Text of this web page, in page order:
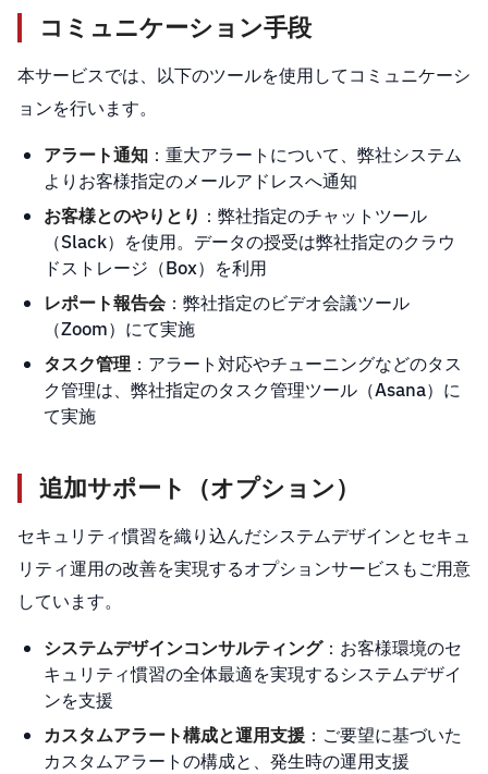
コミュニケーション手段
本サービスでは、以下のツールを使用してコミュニケーシ
ョンを行います。
アラート通知 ：重大アラートについて、弊社システム
よりお客様指定のメールアドレスへ通知
お客様とのやりとり ：弊社指定のチャットツール
（Slack）を使用。データの授受は弊社指定のクラウ
ドストレージ（Box）を利用
レポート報告会 ：弊社指定のビデオ会議ツール
（Zoom）にて実施
タスク管理：アラート対応やチューニングなどのタス
ク管理は、弊社指定のタスク管理ツール（Asana）に
て実施
追加サポート（オプション）
セキュリティ慣習を織り込んだシステムデザインとセキュ
リティ運用の改善を実現するオプションサービスもご用意
しています。
システムデザインコンサルティング：お客様環境のセ
キュリティ慣習の全体最適を実現するシステムデザイ
ンを支援
カスタムアラート構成と運用支援 ：ご要望に基づいた
カスタムアラートの構成と、発生時の運用支援